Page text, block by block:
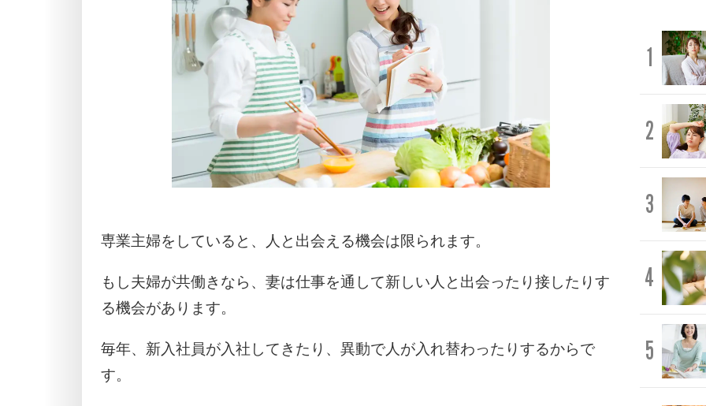
専業主婦をしていると、人と出会える機会は限られます。
もし夫婦が共働きなら、妻は仕事を通して新しい人と出会ったり接したりす
る機会があります。
毎年、新入社員が入社してきたり、異動で人が入れ替わったりするからで
す。
1
2
3
4
5